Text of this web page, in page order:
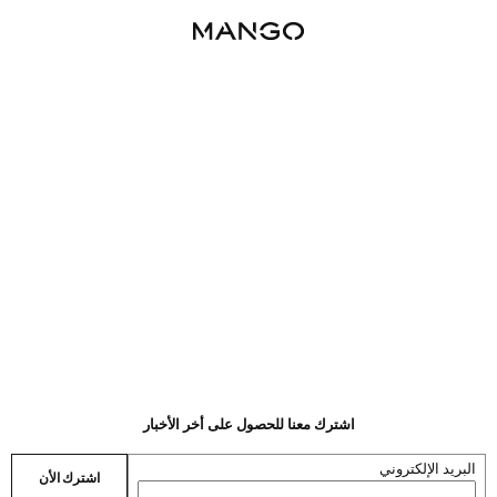
اشترك معنا للحصول على أخر الأخبار
البريد الإلكتروني اشترك الأن